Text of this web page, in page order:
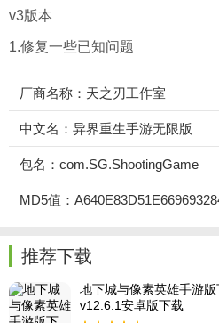
v3版本
1.修复一些已知问题
厂商名称：天之刃工作室
中文名：异界重生手游无限版
包名：com.SG.ShootingGame
MD5值：
推荐下载
地下城与像素英雄手游
v12.6.1安卓版下载